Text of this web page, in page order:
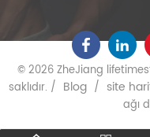
© 2026 ZheJiang
saklıdır. / Blog / site
ağı